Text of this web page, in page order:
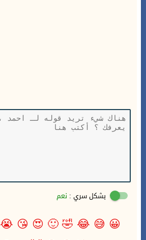
بشكل سري : نعم
😀
😅
😂
🤣
🙂
😍
😘
😭